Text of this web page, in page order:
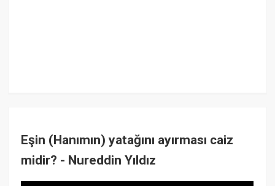
Eşin (Hanımın) yatağını ayırması caiz
midir? - Nureddin Yıldız